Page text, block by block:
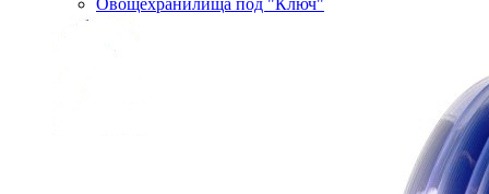
Овощехранилища под "Ключ"